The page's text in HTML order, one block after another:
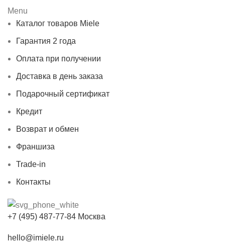
Menu
Каталог товаров Miele
Гарантия 2 года
Оплата при получении
Доставка в день заказа
Подарочный сертификат
Кредит
Возврат и обмен
Франшиза
Trade-in
Контакты
+7 (495) 487-77-84 Москва
hello@imiele.ru